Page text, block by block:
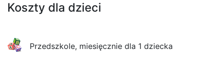
Koszty dla dzieci
Przedszkole, miesięcznie dla 1 dziecka